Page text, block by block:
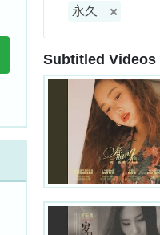
永久
Subtitled Videos